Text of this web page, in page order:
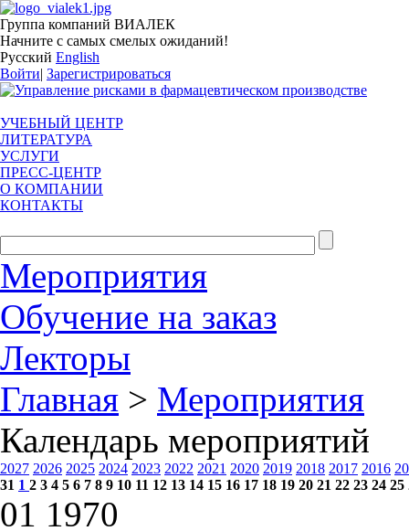
Группа компаний ВИАЛЕК
Начните с самых смелых ожиданий!
Русский English
Войти| Зарегистрироваться
УЧЕБНЫЙ ЦЕНТР
ЛИТЕРАТУРА
УСЛУГИ
ПРЕСС-ЦЕНТР
О КОМПАНИИ
КОНТАКТЫ
Мероприятия
Обучение на заказ
Лекторы
Главная > Мероприятия
Календарь мероприятий
2027 2026 2025 2024 2023 2022 2021 2020 2019 2018 2017 2016
31 1 2 3 4 5 6 7 8 9 10 11 12 13 14 15 16 17 18 19 20 21 22 23 24 25
01 1970